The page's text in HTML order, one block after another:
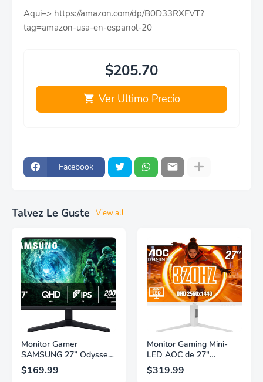
Aqui–> https://amazon.com/dp/B0D33RXFVT?
tag=amazon-usa-en-espanol-20
$205.70
Ver Ultimo Precio
Facebook
Talvez Le Guste View all
Monitor Gamer
SAMSUNG 27” Odyssey
G5 G53F con Resolución
QHD, HDR10,
$169.99
Monitor Gaming Mini-
LED AOC de 27"
Pulgadas, QHD
2560×1440, 320Hz, 1ms
$319.99